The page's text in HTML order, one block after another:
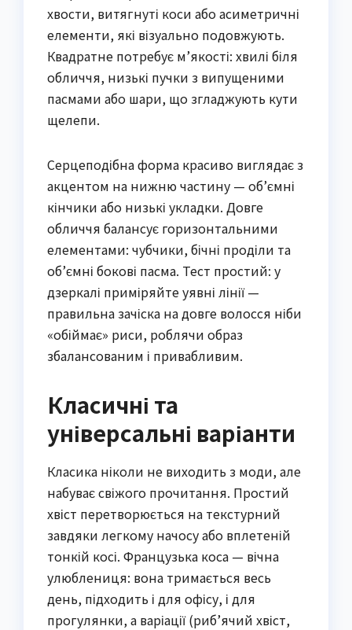
хвости, витягнуті коси або асиметричні
елементи, які візуально подовжують.
Квадратне потребує м’якості: хвилі біля
обличчя, низькі пучки з випущеними
пасмами або шари, що згладжують кути
щелепи.
Серцеподібна форма красиво виглядає з
акцентом на нижню частину — об’ємні
кінчики або низькі укладки. Довге
обличчя балансує горизонтальними
елементами: чубчики, бічні проділи та
об’ємні бокові пасма. Тест простий: у
дзеркалі приміряйте уявні лінії —
правильна зачіска на довге волосся ніби
«обіймає» риси, роблячи образ
збалансованим і привабливим.
Класичні та
універсальні варіанти
Класика ніколи не виходить з моди, але
набуває свіжого прочитання. Простий
хвіст перетворюється на текстурний
завдяки легкому начосу або вплетеній
тонкій косі. Французька коса — вічна
улюблениця: вона тримається весь
день, підходить і для офісу, і для
прогулянки, а варіації (риб’ячий хвіст,